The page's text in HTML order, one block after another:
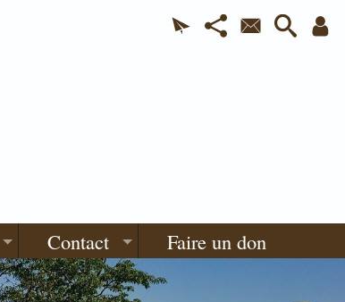
Contact Faire un don